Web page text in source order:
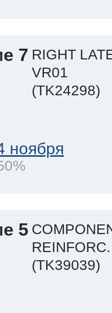
7 RIGHT
VR01
(TK24298)
ноября
5
(TK39039)